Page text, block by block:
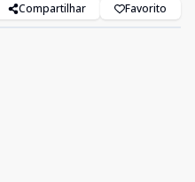
Compartilhar Favorito